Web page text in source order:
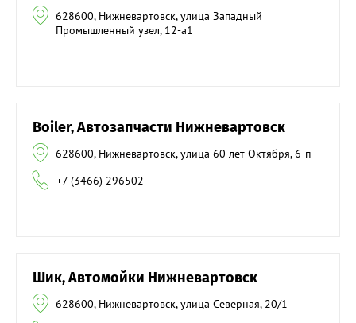
628600, Нижневартовск, улица Западный
Промышленный узел, 12-а1
Boiler, Автозапчасти Нижневартовск
628600, Нижневартовск, улица 60 лет Октября, 6-п
+7 (3466) 296502
Шик, Автомойки Нижневартовск
628600, Нижневартовск, улица Северная, 20/1